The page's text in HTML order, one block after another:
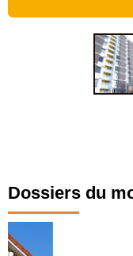
Dossiers du